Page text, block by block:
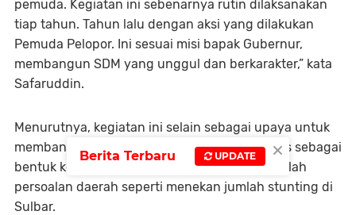
pemuda. Kegiatan ini sebenarnya rutin dilaksanakan
tiap tahun. Tahun lalu dengan aksi yang dilakukan
Pemuda Pelopor. Ini sesuai misi bapak Gubernur,
membangun SDM yang unggul dan berkarakter,” kata
Safaruddin.
Menurutnya, kegiatan ini selain sebagai upaya untuk
membangun SDM yang unggul, juga sekaligus sebagai
bentuk kontribusi untuk menyelesaikan sejumlah
persoalan daerah seperti menekan jumlah stunting di
Sulbar.
×
Berita Terbaru UPDATE